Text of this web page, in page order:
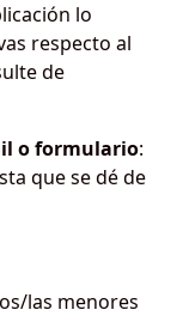
lo
respecto al
de
o formulario:
que se dé de
las menores